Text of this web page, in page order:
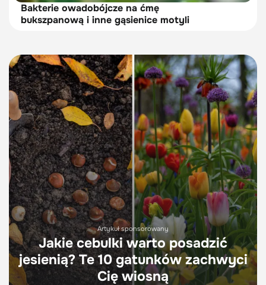
Bakterie owadobójcze na ćmę
bukszpanową i inne gąsienice motyli
Artykuł sponsorowany
Jakie cebulki warto posadzić
jesienią? Te 10 gatunków zachwyci
Cię wiosną